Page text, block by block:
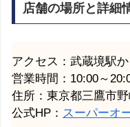
店舗の場所と詳細
アクセス：武蔵境駅
営業時間：10:00～
住所：東京都三鷹市
公式HP： スーパーオ